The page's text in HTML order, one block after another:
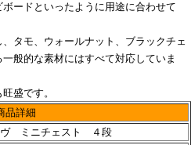
ードといったように用途に合わせて
タモ、ウォールナット、ブラックチェ
般的な素材にはすべて対応していま
盛です。
品詳細
ヴ ミニチェスト ４段